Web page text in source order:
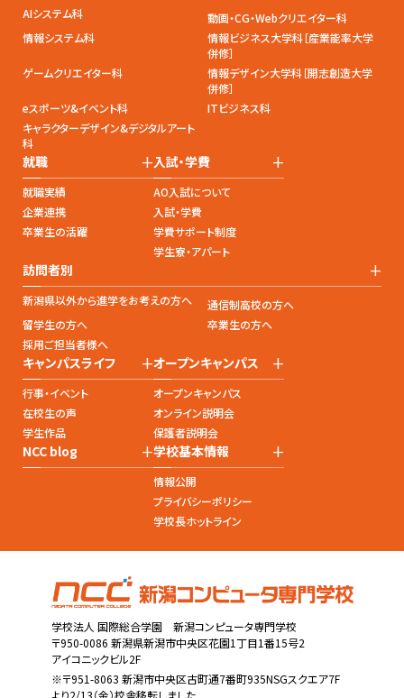
AIシステム科
動画・CG・Webクリエイター科
情報システム科
情報ビジネス大学科［産業能率大学
併修］
ゲームクリエイター科
情報デザイン大学科［開志創造大学
併修］
eスポーツ&イベント科
ITビジネス科
キャラクターデザイン&デジタルアート
科
就職 +
就職実績
企業連携
卒業生の活躍
入試・学費 +
AO入試について
入試・学費
学費サポート制度
学生寮・アパート
訪問者別 +
新潟県以外から進学をお考えの方へ
通信制高校の方へ
留学生の方へ
卒業生の方へ
採用ご担当者様へ
キャンパスライフ +
行事・イベント
在校生の声
学生作品
オープンキャンパス +
オープンキャンパス
オンライン説明会
保護者説明会
NCC blog +学校基本情報 +
情報公開
プライバシーポリシー
学校長ホットライン
学校法人 国際総合学園 新潟コンピュータ専門学校
〒950-0086 新潟県新潟市中央区花園1丁目1番15号2
アイコニックビル2F
※〒951-8063 新潟市中央区古町通7番町935NSGスクエア7F
より2/13（金）校舎移転しました